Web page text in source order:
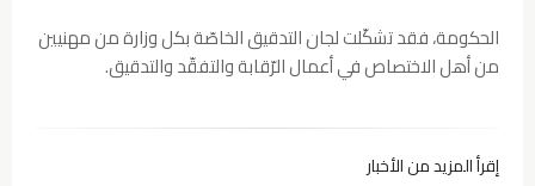
الحكومة، فقد تشكّلت لجان التدقيق الخاصّة بكل وزارة من مهنيين
من أهل الاختصاص في أعمال الرّقابة والتفقّد والتدقيق.
إقرأ المزيد من الأخبار